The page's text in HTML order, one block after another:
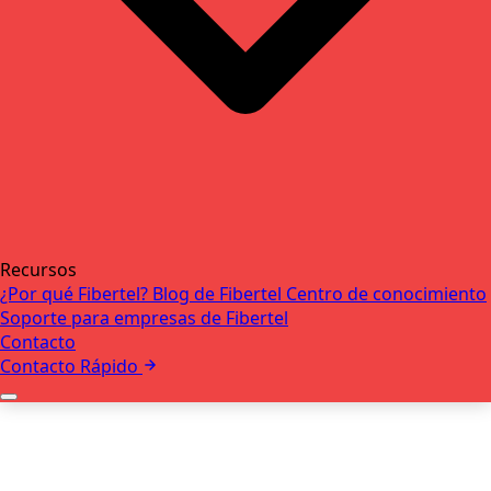
Recursos
¿Por qué Fibertel? Blog de Fibertel Centro de conocimiento
Soporte para empresas de Fibertel
Contacto
Contacto Rápido